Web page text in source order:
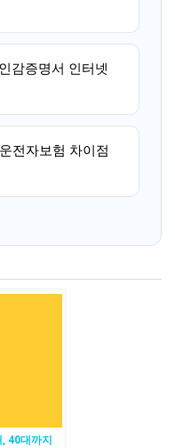
감증명서 인터넷
전자보험 차이점
40대까지